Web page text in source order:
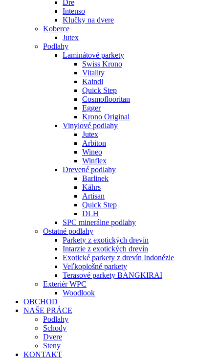
Dre
Intenso
Klučky na dvere
Koberce
Jutex
Podlahy
Laminátové parkety
Swiss Krono
Vitality
Kaindl
Quick Step
Cosmoflooritan
Egger
Krono Original
Vinylové podlahy
Jutex
Arbiton
Wineo
Winflex
Drevené podlahy
Barlinek
Kährs
Artisan
Quick Step
DLH
SPC minerálne podlahy
Ostatné podlahy
Parkety z exotických drevín
Intarzie z exotických drevín
Exotické parkety z drevín Indonézie
Veľkoplošné parkety
Terasové parkety BANGKIRAI
Exteriér WPC
Woodlook
OBCHOD
NAŠE PRÁCE
Podlahy
Schody
Dvere
Steny
KONTAKT